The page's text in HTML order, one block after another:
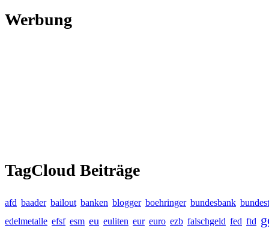
Werbung
TagCloud Beiträge
afd baader bailout banken blogger boehringer bundesbank
edelmetalle efsf esm eu euliten eur euro ezb falschgeld fed ftd